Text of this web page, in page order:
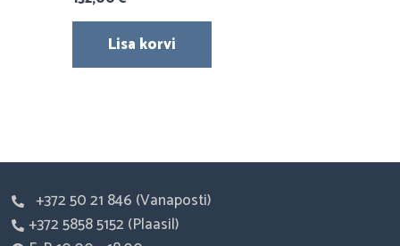
Lisa korvi
+372 50 21 846 (Vanaposti)
+372 5858 5152 (Plaasil)